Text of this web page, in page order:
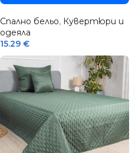
Спално бельо, Кувертюри и
одеяла
15.29 €